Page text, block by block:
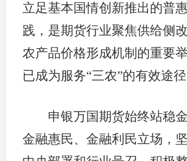
立足基本国情创新推出的普
践，是期货行业聚焦供给侧
农产品价格形成机制的重要
已成为服务“三农”的有效途径
申银万国期货始终站稳金
金融惠民、金融利民立场，